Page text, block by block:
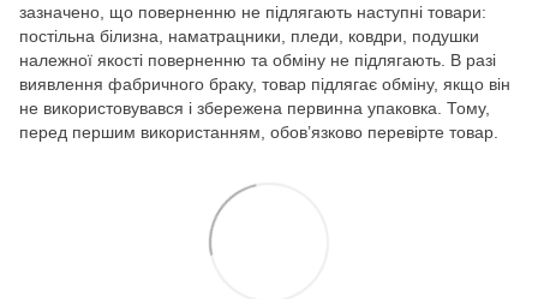
зазначено, що поверненню не підлягають наступні товари:
постільна білизна, наматрацники, пледи, ковдри, подушки
належної якості поверненню та обміну не підлягають. В разі
виявлення фабричного браку, товар підлягає обміну, якщо він
не використовувався і збережена первинна упаковка. Тому,
перед першим використанням, обов’язково перевірте товар.